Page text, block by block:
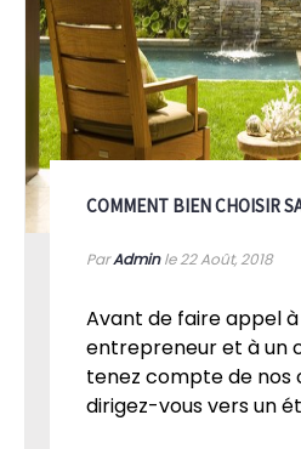
COMMENT BIEN CHOISIR
ParAdminle 22Août, 2018
Avant de faire appel
entrepreneur et à un
tenez compte de nos
dirigez-vous vers un